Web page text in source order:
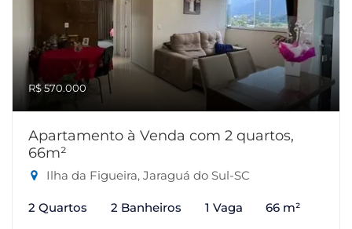
R$ 570.000
Apartamento à Venda com 2 quartos,
66m²
Ilha da Figueira, Jaraguá do Sul-SC
2 Quartos 2 Banheiros 1 Vaga 66 m²